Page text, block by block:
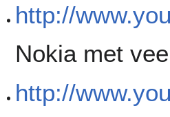
http://
Nokia met
http://